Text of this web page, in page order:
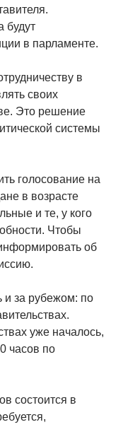
будут
в парламенте.
в
своих
Это решение
системы
голосование на
в возрасте
и те, у кого
Чтобы
об
и за рубежом: по
уже началось,
часов по
состоится в